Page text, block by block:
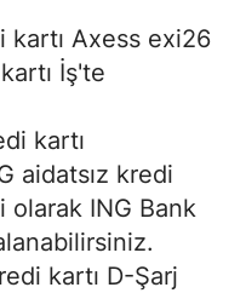
Axess exi26
İş'te
kartı
aidatsız kredi
olarak ING Bank
kartı D-Şarj